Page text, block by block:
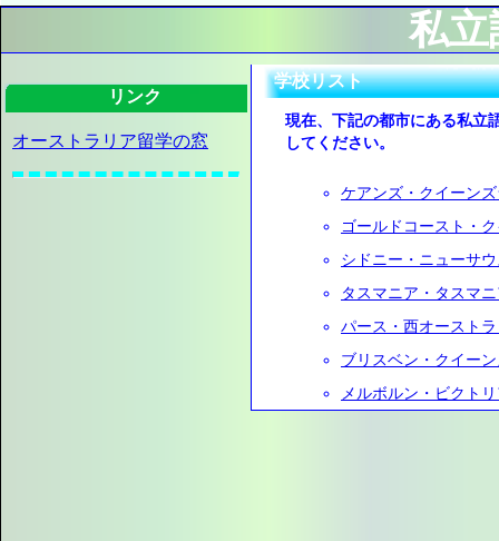
私立
リンク
オーストラリア留学の窓
学校リスト
現在、下記の都市にある私立
してください。
ケアンズ・クイーン
ゴールドコースト・
シドニー・ニューサ
タスマニア・タスマ
パース・西オースト
ブリスベン・クイー
メルボルン・ビクト